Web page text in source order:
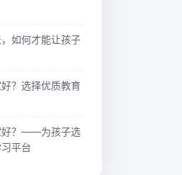
如何才能让孩子
？选择优质教育
好？——为孩子选
平台